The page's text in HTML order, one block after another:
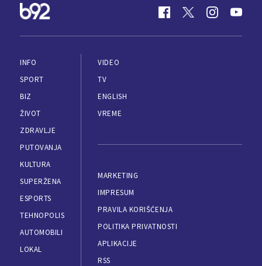
INFO
SPORT
BIZ
ŽIVOT
ZDRAVLJE
PUTOVANJA
KULTURA
SUPERŽENA
ESPORTS
TEHNOPOLIS
AUTOMOBILI
LOKAL
VIDEO
TV
ENGLISH
VREME
MARKETING
IMPRESUM
PRAVILA KORIŠĆENJA
POLITIKA PRIVATNOSTI
APLIKACIJE
RSS